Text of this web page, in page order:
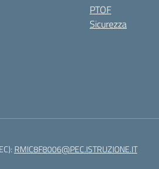
PTOF
Sicurezza
RMIC8F8006@PEC.ISTRUZIONE.IT